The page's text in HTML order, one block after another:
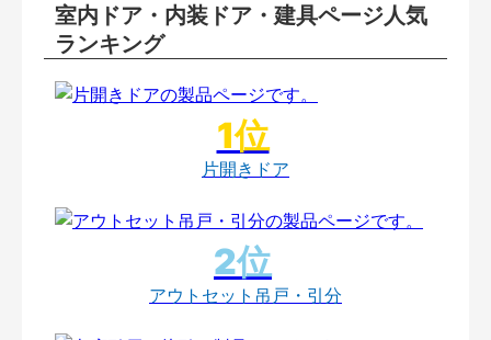
室内ドア・内装ドア・建具ページ人気
ランキング
片開きドア
アウトセット吊戸・引分